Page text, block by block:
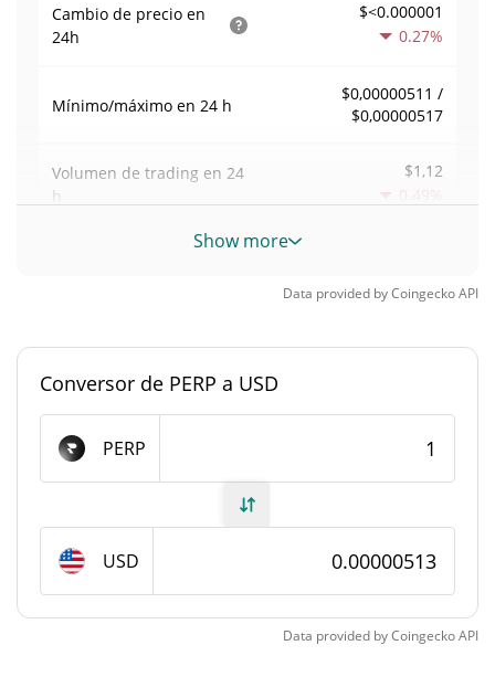
Cambio de precio en
24h
$<0.000001
0.27%
Mínimo/máximo en 24 h
$0,00000511 /
$0,00000517
Volumen de trading en 24
h
$1,12
0.49%
Volumen/capitalización de
<0.000001%
Rango en el mercado #11495
Suministro de Perpolator
Suministro circulante
Suministro total
1.000.000.000 PERP
Show more
Data provided byCoingeckoAPI
Conversor de PERP a USD
PERP
USD
Data provided byCoingeckoAPI